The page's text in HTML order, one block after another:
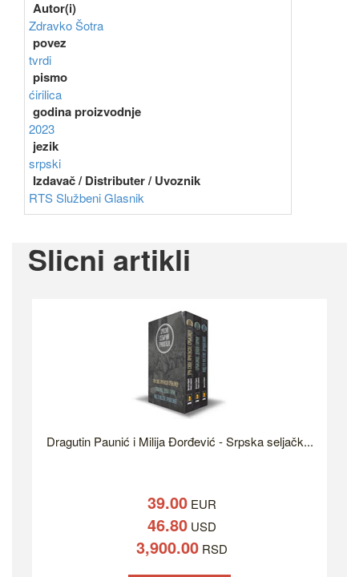
Autor(i)
Zdravko Šotra
povez
tvrdi
pismo
ćirilica
godina proizvodnje
2023
jezik
srpski
Izdavač / Distributer / Uvoznik
RTSSlužbeni Glasnik
Slicni artikli
Dragutin Paunić i Milija Đorđević - Srpska seljačk...
39.00EUR
46.80USD
3,900.00RSD